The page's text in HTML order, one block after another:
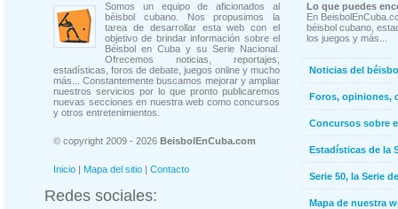
Somos un equipo de aficionados al
béisbol cubano. Nos propusimos la
tarea de desarrollar esta web con el
objetivo de brindar información sobre el
Béisbol en Cuba y su Serie Nacional.
Ofrecemos noticias, reportajes,
estadísticas, foros de debate, juegos online y mucho
más... Constantemente buscamos mejorar y ampliar
nuestros servicios por lo que pronto publicaremos
nuevas secciones en nuestra web como concursos
y otros entretenimientos.
© copyright 2009 - 2026 BeisbolEnCuba.com
Inicio | Mapa del sitio | Contacto
Redes sociales:
Lo que puedes
En
béisbol cubano,
los juegos y más...
Noticias del
Foros, opiniones,
Concursos sobre
Estadísticas de la
Serie 50, la Serie
Mapa de nuestra